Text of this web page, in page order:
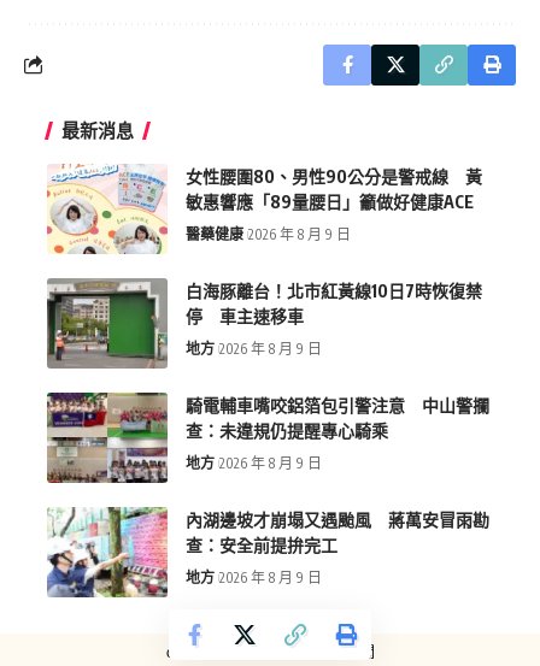
最新消息
女性腰圍80、男性90公分是警戒線 黃
敏惠響應「89量腰日」籲做好健康ACE
醫藥健康 2026 年 8 月 9 日
白海豚離台！北市紅黃線10日7時恢復禁
停 車主速移車
地方 2026 年 8 月 9 日
騎電輔車嘴咬鋁箔包引警注意 中山警攔
查：未違規仍提醒專心騎乘
地方 2026 年 8 月 9 日
內湖邊坡才崩塌又遇颱風 蔣萬安冒雨勘
查：安全前提拚完工
地方 2026 年 8 月 9 日
copyright © more-new.tw 墨新聞